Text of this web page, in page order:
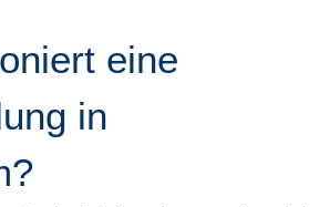
eine
in